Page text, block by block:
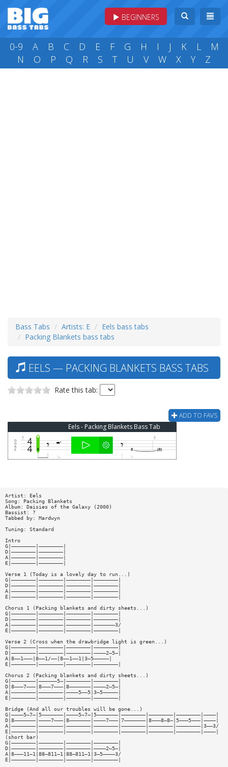
BEGINNERS
0-9 A B C D E F G H I J K L
M
N
O P Q R S T U V W X Y Z
Bass Tabs Artists: E
Eels bass tabs
Packing Blankets bass tabs
EELS — PACKING BLANKETS BASS TABS
Rate this tab:
ADD TO FAVS
Eels - Packing Blankets Bass Tab
Artist: Eels
Song: Packing Blankets
Album: Daisies of the Galaxy (2000)
Bassist: ?
Tabbed by: Mardwyn
Tuning: Standard
Intro
G|————————|————————|
D|————————|————————|
A|————————|————————|
E|————————|————————|
Verse 1 (Today is a lovely day to run...)
G|————————|————————|————————|————————|
D|————————|————————|————————|————————|
A|————————|————————|————————|————————|
E|————————|————————|————————|————————|
Chorus 1 (Packing blankets and dirty sheets...)
G|————————|————————|————————|————————|
D|————————|————————|————————|————————|
A|————————|————————|————————|———————3/
E|————————|————————|————————|————————|
Verse 2 (Cross when the drawbridge light is green...)
G|————————|————————|————————|————————|
D|————————|————————|————————|————2—5—|
A|8——1———|8——1/——|8——1——1|3—5—————|
E|————————|————————|————————|————————|
Chorus 2 (Packing blankets and dirty sheets...)
G|————————|——————5—|————————|————————|
D|8———7———|8———7———|8———————|————2—5—|
A|————————|————————|————5——5|3—5—————|
E|————————|————————|————————|————————|
Bridge (And all our troubles will be gone...)
G|————5—7—|5———————|————5—7—|5———————|————————|————————|————————|————|
D|8———————|————7———|8———————|————7———|7———————|8———8—8—|5———5———|————|
A|————————|————————|————————|————————|————————|————————|————————|3——3/
E|————————|————————|————————|————————|————————|————————|————————|————|
(short bar)
G|————————|————————|————————|————————|
D|————————|————————|————————|————2—5—|
A|8———11—1|88—811—1|88—811—1|3—5————3/
E|————————|————————|————————|————————|